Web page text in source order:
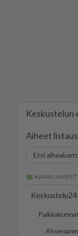
Keskustelun
Aiheet listaus
KAIKKI AIHEET
Keskustelu24